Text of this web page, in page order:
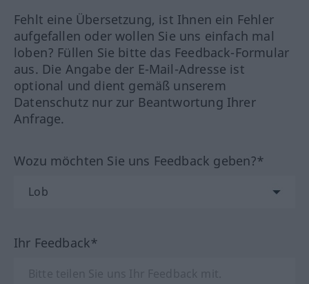
Fehlt eine Übersetzung, ist Ihnen ein Fehler
aufgefallen oder wollen Sie uns einfach mal
loben? Füllen Sie bitte das Feedback-Formular
aus. Die Angabe der E-Mail-Adresse ist
optional und dient gemäß unserem
Datenschutz nur zur Beantwortung Ihrer
Anfrage.
Wozu möchten Sie uns Feedback geben?*
Ihr Feedback*